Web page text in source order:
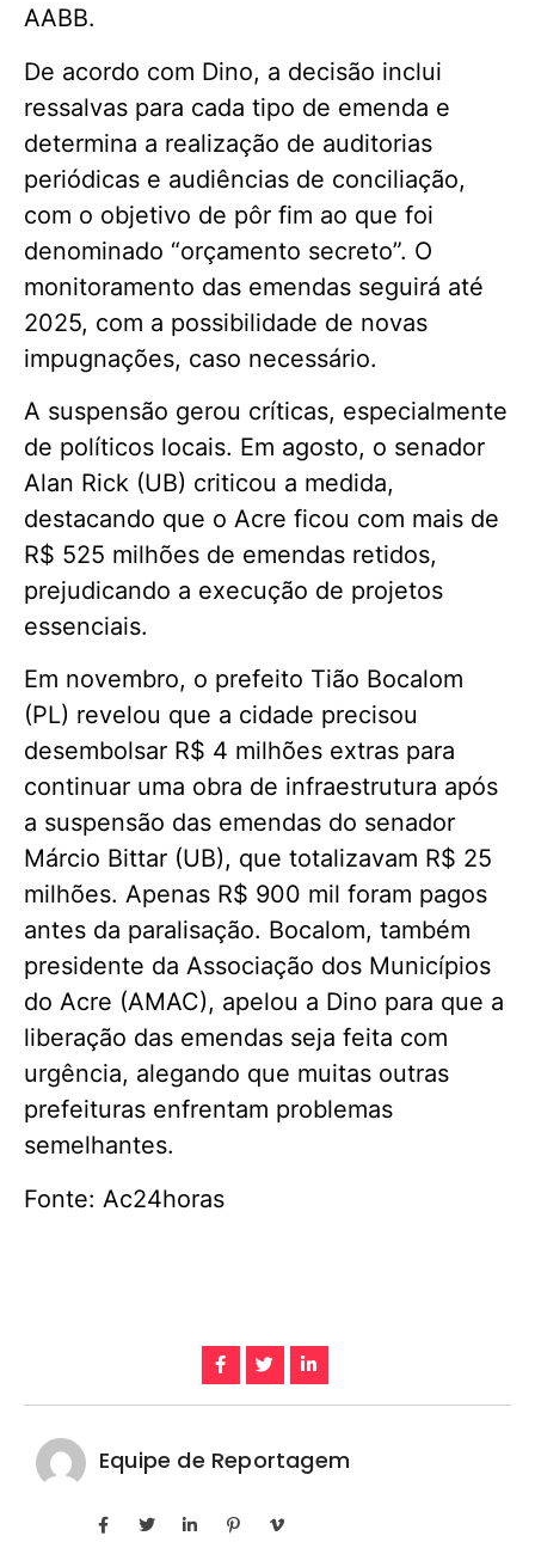
AABB.
De acordo com Dino, a decisão inclui
ressalvas para cada tipo de emenda e
determina a realização de auditorias
periódicas e audiências de conciliação,
com o objetivo de pôr fim ao que foi
denominado “orçamento secreto”. O
monitoramento das emendas seguirá até
2025, com a possibilidade de novas
impugnações, caso necessário.
A suspensão gerou críticas, especialmente
de políticos locais. Em agosto, o senador
Alan Rick (UB) criticou a medida,
destacando que o Acre ficou com mais de
R$ 525 milhões de emendas retidos,
prejudicando a execução de projetos
essenciais.
Em novembro, o prefeito Tião Bocalom
(PL) revelou que a cidade precisou
desembolsar R$ 4 milhões extras para
continuar uma obra de infraestrutura após
a suspensão das emendas do senador
Márcio Bittar (UB), que totalizavam R$ 25
milhões. Apenas R$ 900 mil foram pagos
antes da paralisação. Bocalom, também
presidente da Associação dos Municípios
do Acre (AMAC), apelou a Dino para que a
liberação das emendas seja feita com
urgência, alegando que muitas outras
prefeituras enfrentam problemas
semelhantes.
Fonte: Ac24horas
Equipe de Reportagem